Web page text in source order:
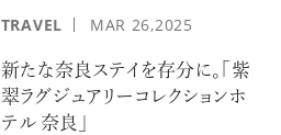
TRAVEL MAR 26,2025
新たな奈良ステイを存分に。「紫
翠ラグジュアリーコレクションホ
テル 奈良」